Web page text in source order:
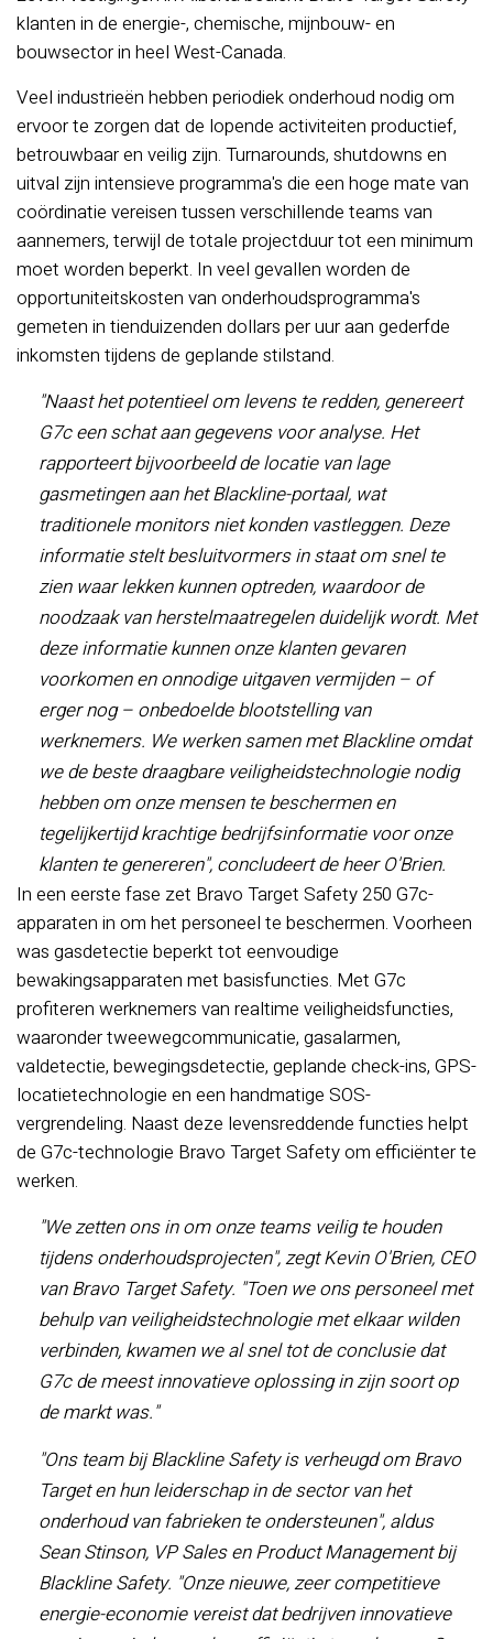
klanten in de energie-, chemische, mijnbouw- en
bouwsector in heel West-Canada.
Veel industrieën hebben periodiek onderhoud nodig om
ervoor te zorgen dat de lopende activiteiten productief,
betrouwbaar en veilig zijn. Turnarounds, shutdowns en
uitval zijn intensieve programma's die een hoge mate van
coördinatie vereisen tussen verschillende teams van
aannemers, terwijl de totale projectduur tot een minimum
moet worden beperkt. In veel gevallen worden de
opportuniteitskosten van onderhoudsprogramma's
gemeten in tienduizenden dollars per uur aan gederfde
inkomsten tijdens de geplande stilstand.
"Naast het potentieel om levens te redden, genereert
G7c een schat aan gegevens voor analyse. Het
rapporteert bijvoorbeeld de locatie van lage
gasmetingen aan het Blackline-portaal, wat
traditionele monitors niet konden vastleggen. Deze
informatie stelt besluitvormers in staat om snel te
zien waar lekken kunnen optreden, waardoor de
noodzaak van herstelmaatregelen duidelijk wordt. Met
deze informatie kunnen onze klanten gevaren
voorkomen en onnodige uitgaven vermijden – of
erger nog – onbedoelde blootstelling van
werknemers. We werken samen met Blackline omdat
we de beste draagbare veiligheidstechnologie nodig
hebben om onze mensen te beschermen en
tegelijkertijd krachtige bedrijfsinformatie voor onze
klanten te genereren", concludeert de heer O'Brien.
In een eerste fase zet Bravo Target Safety 250 G7c-
apparaten in om het personeel te beschermen. Voorheen
was gasdetectie beperkt tot eenvoudige
bewakingsapparaten met basisfuncties. Met G7c
profiteren werknemers van realtime veiligheidsfuncties,
waaronder tweewegcommunicatie, gasalarmen,
valdetectie, bewegingsdetectie, geplande check-ins, GPS-
locatietechnologie en een handmatige SOS-
vergrendeling. Naast deze levensreddende functies helpt
de G7c-technologie Bravo Target Safety om efficiënter te
werken.
"We zetten ons in om onze teams veilig te houden
tijdens onderhoudsprojecten", zegt Kevin O'Brien, CEO
van Bravo Target Safety. "Toen we ons personeel met
behulp van veiligheidstechnologie met elkaar wilden
verbinden, kwamen we al snel tot de conclusie dat
G7c de meest innovatieve oplossing in zijn soort op
de markt was."
"Ons team bij Blackline Safety is verheugd om Bravo
Target en hun leiderschap in de sector van het
onderhoud van fabrieken te ondersteunen", aldus
Sean Stinson, VP Sales en Product Management bij
Blackline Safety. "Onze nieuwe, zeer competitieve
energie-economie vereist dat bedrijven innovatieve